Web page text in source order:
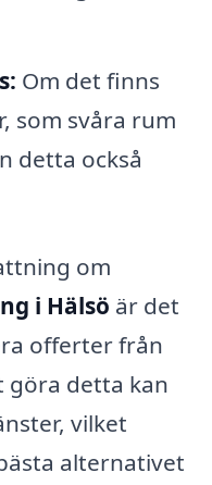
Om det finns
som svåra rum
detta också
om
i Hälsö är det
offerter från
göra detta kan
vilket
alternativet